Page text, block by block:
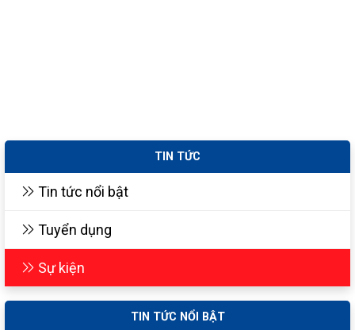
TIN TỨC
Tin tức nổi bật
Tuyển dụng
Sự kiện
TIN TỨC NỔI BẬT